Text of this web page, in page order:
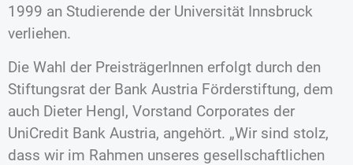
1999 an Studierende der Universität Innsbruck
verliehen.
Die Wahl der PreisträgerInnen erfolgt durch den
Stiftungsrat der Bank Austria Förderstiftung, dem
auch Dieter Hengl, Vorstand Corporates der
UniCredit Bank Austria, angehört. „Wir sind stolz,
dass wir im Rahmen unseres gesellschaftlichen